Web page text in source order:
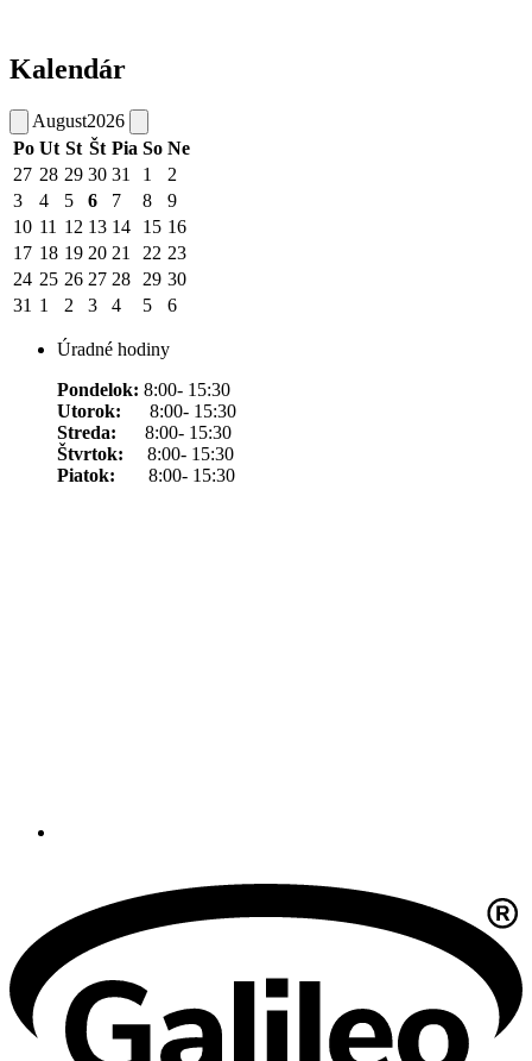
Kalendár
August2026
Po Ut St Št Pia So Ne
27 28 29 30 31 1
2
3
4 5 6 7 8
9
10 11 12 13 14 15 16
17 18 19 20 21 22 23
24 25 26 27 28 29 30
31 1 2 3 4 5 6
Úradné hodiny
Pondelok: 8:00- 15:30
Utorok: 8:00- 15:30
Streda: 8:00- 15:30
Štvrtok: 8:00- 15:30
Piatok: 8:00- 15:30